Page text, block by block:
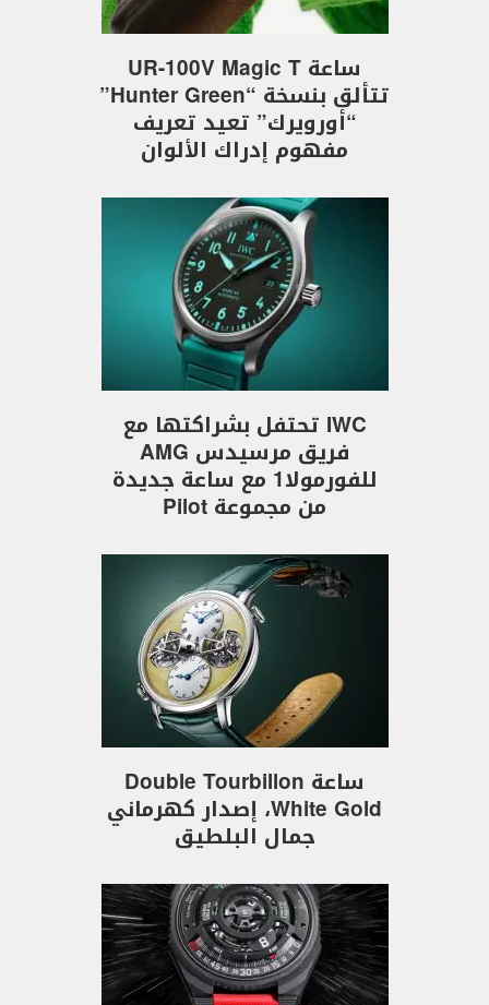
ساعة UR-100V Magic T
تتألق بنسخة “Hunter Green”
“أورويرك” تعيد تعريف
مفهوم إدراك الألوان
IWC تحتفل بشراكتها مع
فريق مرسيدس AMG
للفورمولا1 مع ساعة جديدة
من مجموعة Pilot
ساعة Double Tourbillon
White Gold، إصدار كهرماني
جمال البلطيق